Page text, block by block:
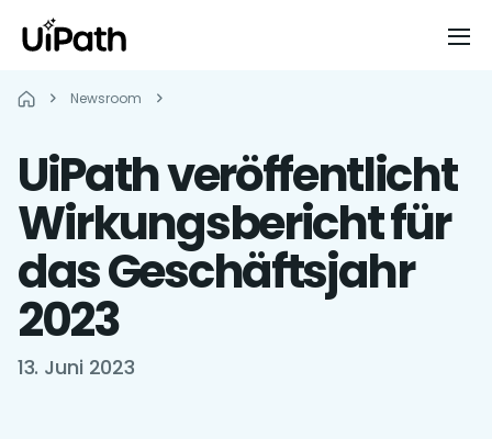
Newsroom
UiPath veröffentlicht
Wirkungsbericht für
das Geschäftsjahr
2023
13. Juni 2023